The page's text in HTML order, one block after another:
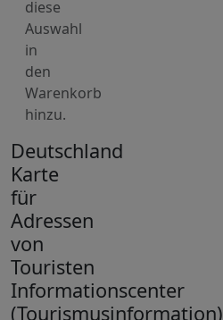
diese
Auswahl
in
den
Warenkorb
hinzu.
Deutschland
Karte
für
Adressen
von
Touristen
Informationscenter
(Tourismusinformation)